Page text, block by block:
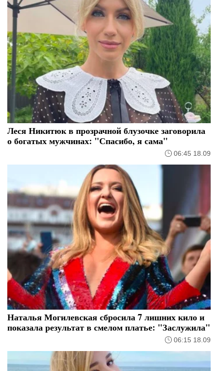
Леся Никитюк в прозрачной блузочке заговорила
о богатых мужчинах: "Спасибо, я сама"
06:45 18.09
Наталья Могилевская сбросила 7 лишних кило и
показала результат в смелом платье: "Заслужила"
06:15 18.09